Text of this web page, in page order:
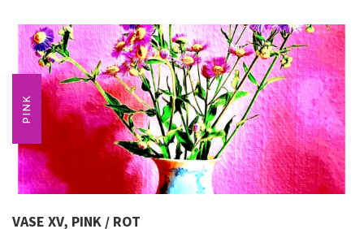
PINK
VASE XV, PINK / ROT